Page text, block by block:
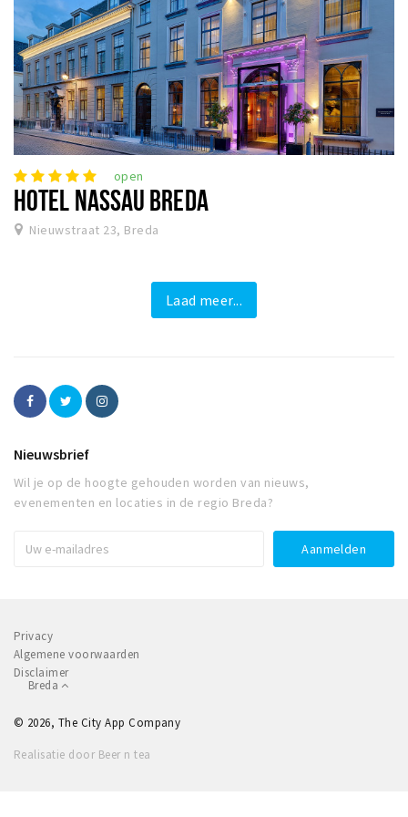
open
HOTEL NASSAU BREDA
Nieuwstraat 23, Breda
Laad meer...
Nieuwsbrief
Wil je op de hoogte gehouden worden van nieuws,
evenementen en locaties in de regio Breda?
Privacy
Algemene voorwaarden
Disclaimer
Breda
© 2026, The City App Company
Realisatie door Beer n tea